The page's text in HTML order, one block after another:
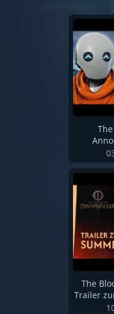
The
Trailer